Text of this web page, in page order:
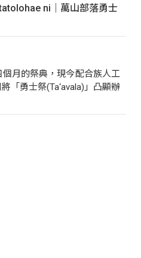
tatolohae ni｜萬山部落勇士
月的祭典，現今配合族人工
「勇士祭(Ta‘avala)」凸顯辦